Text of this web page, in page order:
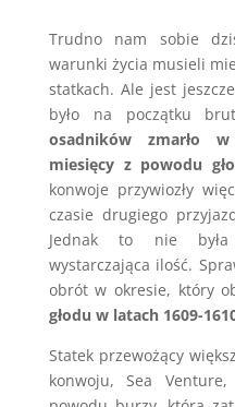
Trudno nam sobie
warunki życia musieli
statkach. Ale jest
było na początku
osadników zmarło
miesięcy z powodu
konwoje przywiozły
czasie drugiego
Jednak to nie
wystarczająca ilość.
obrót w okresie, który
głodu w latach 1609-
Statek przewożący
konwoju, Sea